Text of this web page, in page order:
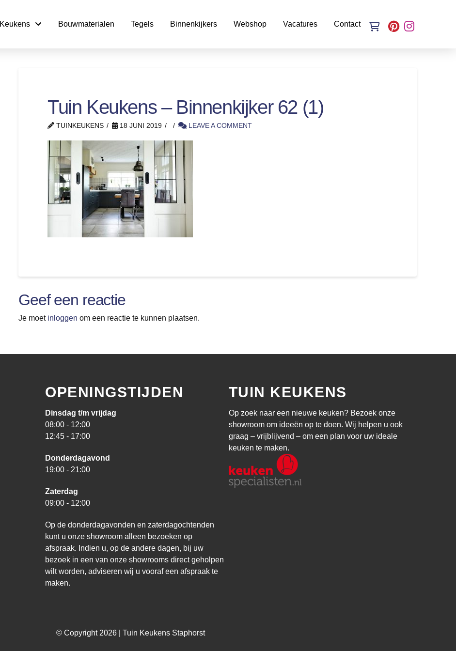
Keukens Bouwmaterialen Tegels Binnenkijkers Webshop Vacatures Contact
Tuin Keukens – Binnenkijker 62 (1)
TUINKEUKENS 18 JUNI 2019 LEAVE A COMMENT
Geef een reactie
Je moet inloggen om een reactie te kunnen plaatsen.
OPENINGSTIJDEN
Dinsdag t/m vrijdag
08:00 - 12:00
12:45 - 17:00
Donderdagavond
19:00 - 21:00
Zaterdag
09:00 - 12:00
Op de donderdagavonden en zaterdagochtenden
kunt u onze showroom alleen bezoeken op
afspraak. Indien u, op de andere dagen, bij uw
bezoek in een van onze showrooms direct geholpen
wilt worden, adviseren wij u vooraf een afspraak te
maken.
TUIN KEUKENS
Op zoek naar een nieuwe keuken? Bezoek onze
showroom om ideeën op te doen. Wij helpen u ook
graag – vrijblijvend – om een plan voor uw ideale
keuken te maken.
© Copyright 2026 | Tuin Keukens Staphorst